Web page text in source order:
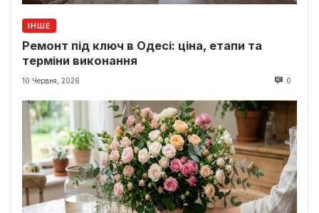
ІНШЕ
Ремонт під ключ в Одесі: ціна, етапи та
терміни виконання
10 Червня, 2026 0